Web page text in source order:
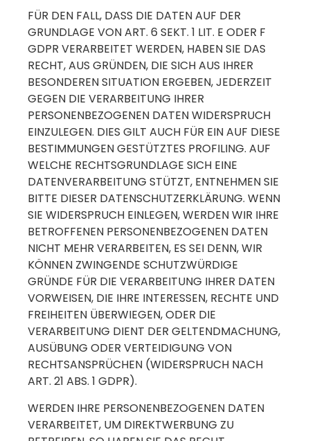
FÜR DEN FALL, DASS DIE DATEN AUF DER
GRUNDLAGE VON ART. 6 SEKT. 1 LIT. E ODER F
GDPR VERARBEITET WERDEN, HABEN SIE DAS
RECHT, AUS GRÜNDEN, DIE SICH AUS IHRER
BESONDEREN SITUATION ERGEBEN, JEDERZEIT
GEGEN DIE VERARBEITUNG IHRER
PERSONENBEZOGENEN DATEN WIDERSPRUCH
EINZULEGEN. DIES GILT AUCH FÜR EIN AUF DIESE
BESTIMMUNGEN GESTÜTZTES PROFILING. AUF
WELCHE RECHTSGRUNDLAGE SICH EINE
DATENVERARBEITUNG STÜTZT, ENTNEHMEN SIE
BITTE DIESER DATENSCHUTZERKLÄRUNG. WENN
SIE WIDERSPRUCH EINLEGEN, WERDEN WIR IHRE
BETROFFENEN PERSONENBEZOGENEN DATEN
NICHT MEHR VERARBEITEN, ES SEI DENN, WIR
KÖNNEN ZWINGENDE SCHUTZWÜRDIGE
GRÜNDE FÜR DIE VERARBEITUNG IHRER DATEN
VORWEISEN, DIE IHRE INTERESSEN, RECHTE UND
FREIHEITEN ÜBERWIEGEN, ODER DIE
VERARBEITUNG DIENT DER GELTENDMACHUNG,
AUSÜBUNG ODER VERTEIDIGUNG VON
RECHTSANSPRÜCHEN (WIDERSPRUCH NACH
ART. 21 ABS. 1 GDPR).
WERDEN IHRE PERSONENBEZOGENEN DATEN
VERARBEITET, UM DIREKTWERBUNG ZU